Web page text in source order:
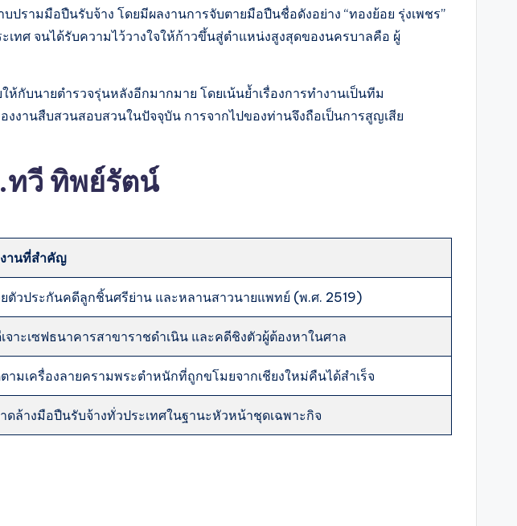
ามมือปืนรับจ้าง โดยมีผลงานการจับตายมือปืนชื่อดังอย่าง “ทองย้อย รุ่งเพชร”
เทศ จนได้รับความไว้วางใจให้ก้าวขึ้นสู่ตำแหน่งสูงสุดของนครบาลคือ ผู้
กับนายตำรวจรุ่นหลังอีกมากมาย โดยเน้นย้ำเรื่องการทำงานเป็นทีม
งานสืบสวนสอบสวนในปัจจุบัน การจากไปของท่านจึงถือเป็นการสูญเสีย
ทวี ทิพย์รัตน์
านที่สำคัญ
ตัวประกันคดีลูกชิ้นศรีย่าน และหลานสาวนายแพทย์ (พ.ศ. 2519)
จาะเซฟธนาคารสาขาราชดำเนิน และคดีชิงตัวผู้ต้องหาในศาล
ามเครื่องลายครามพระตำหนักที่ถูกขโมยจากเชียงใหม่คืนได้สำเร็จ
ดล้างมือปืนรับจ้างทั่วประเทศในฐานะหัวหน้าชุดเฉพาะกิจ